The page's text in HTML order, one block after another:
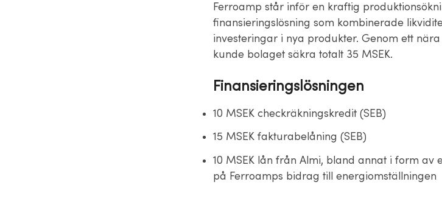
Ferroamp står inför en kraftig
finansieringslösning som kombinerade
investeringar i nya produkter. Genom ett
kunde bolaget säkra totalt 35 MSEK.
Finansieringslösningen
10 MSEK checkräkningskredit (SEB)
15 MSEK fakturabelåning (SEB)
10 MSEK lån från Almi, bland annat i form av
på Ferroamps bidrag till energiomställningen